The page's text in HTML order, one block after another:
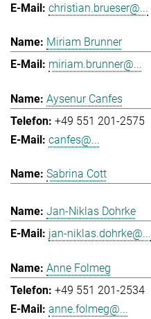
christian.brueser@...
Miriam Brunner
miriam.brunner@...
Aysenur Canfes
+49 551 201-2575
canfes@...
Sabrina Cott
Jan-Niklas Dohrke
jan-niklas.dohrke@...
Anne Folmeg
+49 551 201-2534
anne.folmeg@...